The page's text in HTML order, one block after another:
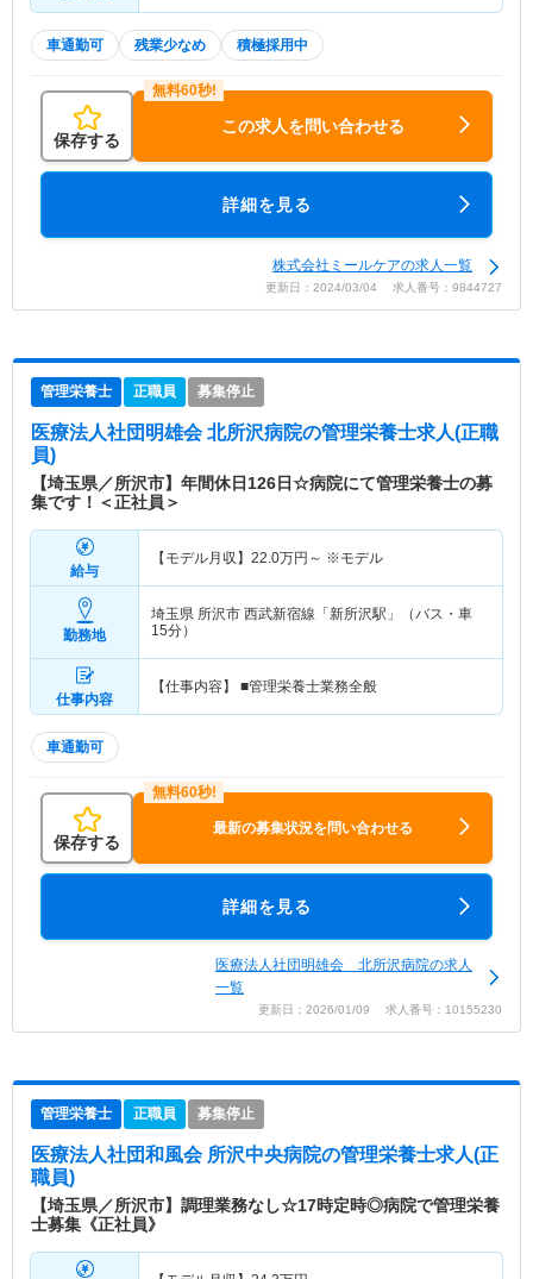
車通勤可 残業少なめ 積極採用中
保存する
この求人を問い合わせる
詳細を見る
株式会社ミールケアの求人一覧
更新日：2024/03/04 求人番号：9844727
管理栄養士 正職員 募集停止
医療法人社団明雄会 北所沢病院の管理栄養士求人(正職
員)
【埼玉県／所沢市】年間休日126日☆病院にて管理栄養士の募
集です！＜正社員＞
給与
【モデル月収】 22.0万円～ ※モデル
勤務地
埼玉県 所沢市 西武新宿線「新所沢駅」（バス・車
15分）
仕事内容
【仕事内容】 ■管理栄養士業務全般
車通勤可
保存する
最新の募集状況を問い合わせる
詳細を見る
医療法人社団明雄会 北所沢病院の求人
一覧
更新日：2026/01/09 求人番号：10155230
管理栄養士 正職員 募集停止
医療法人社団和風会 所沢中央病院の管理栄養士求人(正
職員)
【埼玉県／所沢市】調理業務なし☆17時定時◎病院で管理栄養
士募集《正社員》